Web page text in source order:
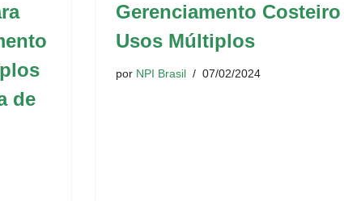
de
Gerenciamento Costeiro
Usos Múltiplos
por NPI Brasil 07/02/2024